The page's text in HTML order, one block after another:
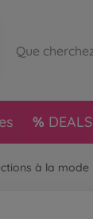
DEALS
à la mode